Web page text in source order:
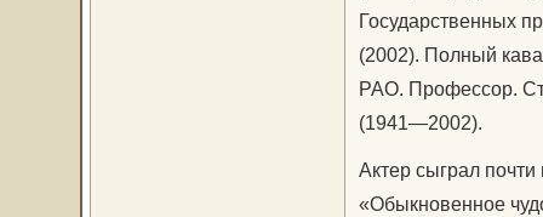
Государственных
(2002). Полный
РАО. Профессор.
(1941—2002).
Актер сыграл почти
«Обыкновенное